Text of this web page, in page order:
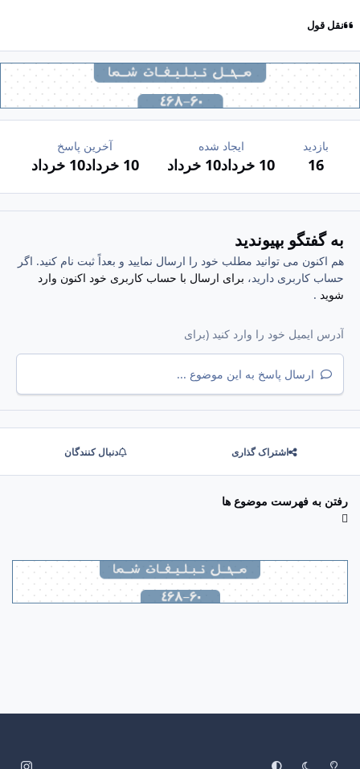
نقل قول
بازدید
16
ایجاد شده
10 خرداد 10 خرداد
آخرین پاسخ
10 خرداد 10 خرداد
به گفتگو بپیوندید
هم اکنون می توانید مطلب خود را ارسال نمایید و بعداً ثبت نام کنید. اگر
حساب کاربری دارید، برای ارسال با حساب کاربری خود اکنون وارد
شوید .
ارسال پاسخ به این موضوع ...
اشتراک گذاری دنبال کنندگان
رفتن به فهرست موضوع ها
Light Mode
Dark Mode
System Preference